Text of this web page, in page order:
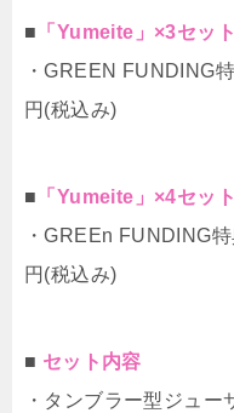
■ 「Yumeite」×3セット
・GREEN FUNDING
円(税込み)
■ 「Yumeite」×4セット
・GREEn FUNDING
円(税込み)
■ セット内容
・タンブラー型ジュー